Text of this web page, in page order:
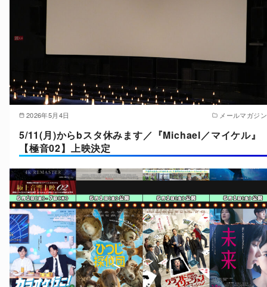
2026年5月4日 メールマガジン
5/11(月)からbスタ休みます／『Michael／マイケル』
【極音02】上映決定